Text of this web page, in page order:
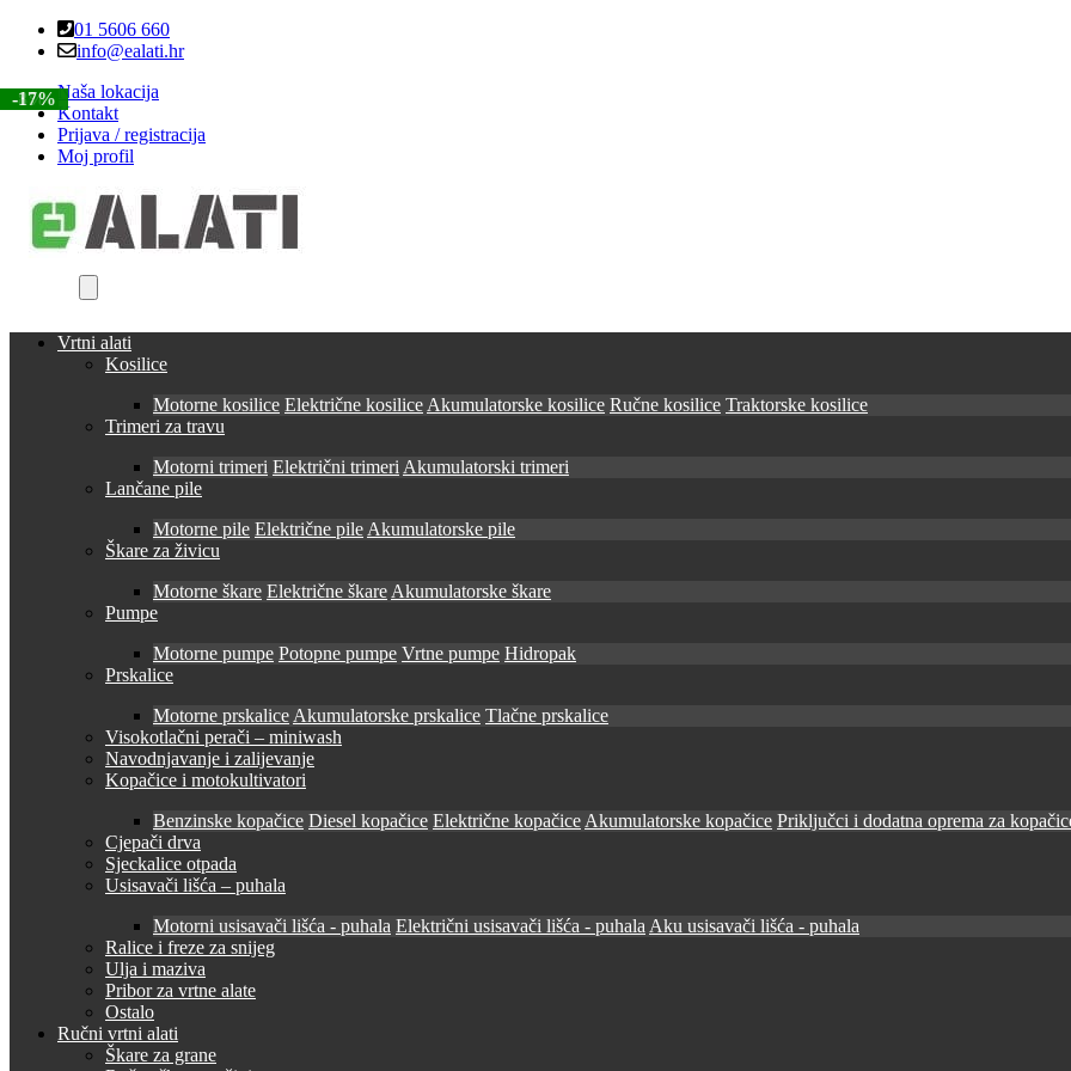
Skip
Skip
01 5606 660
info@ealati.hr
Naša lokacija
Kontakt
Prijava / registracija
Moj profil
Vrtni alati
Kosilice
Motorne kosilice Električne kosilice Akumulatorske kosilice Ručne kosilice Traktorske kosilice
Trimeri za travu
Motorni trimeri Električni trimeri Akumulatorski trimeri
Lančane pile
Motorne pile Električne pile Akumulatorske pile
Škare za živicu
Motorne škare Električne škare Akumulatorske škare
Pumpe
Motorne pumpe Potopne pumpe Vrtne pumpe Hidropak
Prskalice
Motorne prskalice Akumulatorske prskalice Tlačne prskalice
Visokotlačni perači – miniwash
Navodnjavanje i zalijevanje
Kopačice i motokultivatori
Benzinske kopačice Diesel kopačice Električne kopačice Akumulatorske kopačice Priključci i dodatna oprema za
Cjepači drva
Sjeckalice otpada
Usisavači lišća – puhala
Motorni usisavači lišća - puhala Električni usisavači lišća - puhala Aku usisavači lišća - puhala
Ralice i freze za snijeg
Ulja i maziva
Pribor za vrtne alate
Ostalo
Ručni vrtni alati
Škare za grane
-8%
-8%
-14%
-8%
-17%